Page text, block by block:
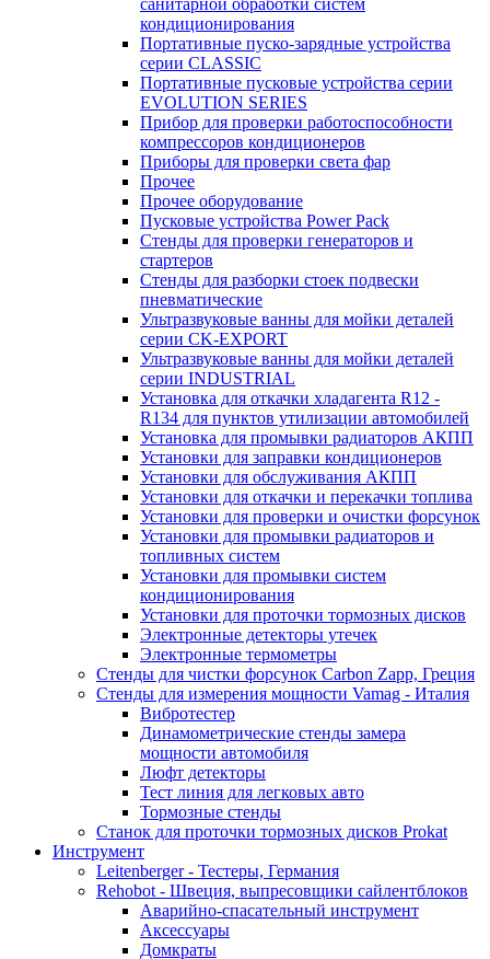
санитарной обработки систем
кондиционирования
Портативные пуско-зарядные устройства
серии CLASSIC
Портативные пусковые устройства серии
EVOLUTION SERIES
Прибор для проверки работоспособности
компрессоров кондиционеров
Приборы для проверки света фар
Прочее
Прочее оборудование
Пусковые устройства Power Pack
Стенды для проверки генераторов и
стартеров
Стенды для разборки стоек подвески
пневматические
Ультразвуковые ванны для мойки деталей
серии CK-EXPORT
Ультразвуковые ванны для мойки деталей
серии INDUSTRIAL
Установка для откачки хладагента R12 -
R134 для пунктов утилизации автомобилей
Установка для промывки радиаторов АКПП
Установки для заправки кондиционеров
Установки для обслуживания АКПП
Установки для откачки и перекачки топлива
Установки для проверки и очистки форсунок
Установки для промывки радиаторов и
топливных систем
Установки для промывки систем
кондиционирования
Установки для проточки тормозных дисков
Электронные детекторы утечек
Электронные термометры
Стенды для чистки форсунок Carbon Zapp, Греция
Стенды для измерения мощности Vamag - Италия
Вибротестер
Динамометрические стенды замера
мощности автомобиля
Люфт детекторы
Тест линия для легковых авто
Тормозные стенды
Станок для проточки тормозных дисков Prokat
Инструмент
Leitenberger - Тестеры, Германия
Rehobot - Швеция, выпресовщики сайлентблоков
Аварийно-спасательный инструмент
Аксессуары
Домкраты